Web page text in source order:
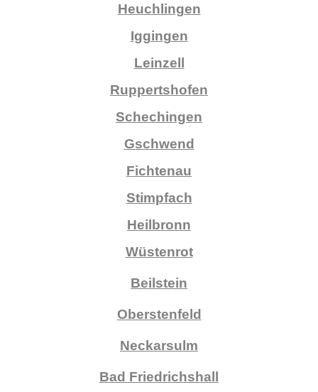
Heuchlingen
Iggingen
Leinzell
Ruppertshofen
Schechingen
Gschwend
Fichtenau
Stimpfach
Heilbronn
Wüstenrot
Beilstein
Oberstenfeld
Neckarsulm
Bad Friedrichshall